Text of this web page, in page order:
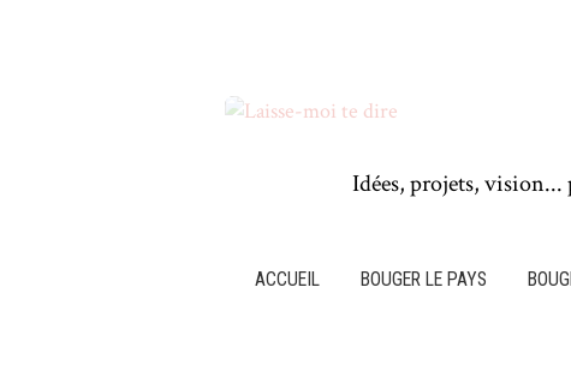
Idées, projets, vision...
ACCUEIL BOUGER LE PAYS